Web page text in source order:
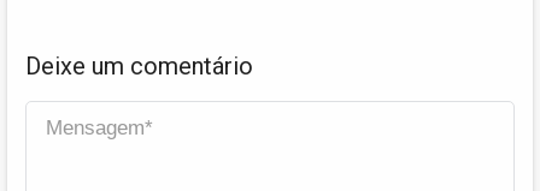
Deixe um comentário